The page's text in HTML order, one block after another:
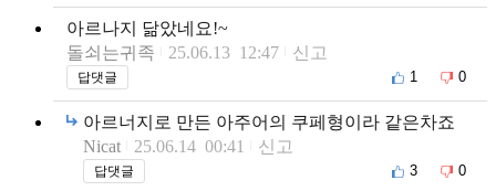
아르나지 닮았네요!~
돌쇠는귀족
25.06.13 12:47 신고
답댓글 1 0
아르너지로 만든 아주어의 쿠페형이라 같은차죠
Nicat
25.06.14 00:41 신고
답댓글 3 0